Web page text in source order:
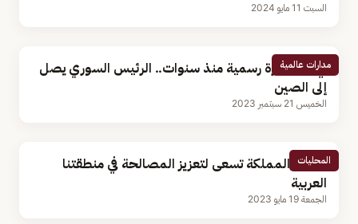
السبت 11 مايو 2024
مدارات عالمية
في أول زيارة رسمية منذ سنوات.. الرئيس السوري يصل
إلى الصين
الخميس 21 سبتمبر 2023
المحليات
الأسد: المملكة تسعى لتعزيز المصالحة في منطقتنا
العربية
الجمعة 19 مايو 2023